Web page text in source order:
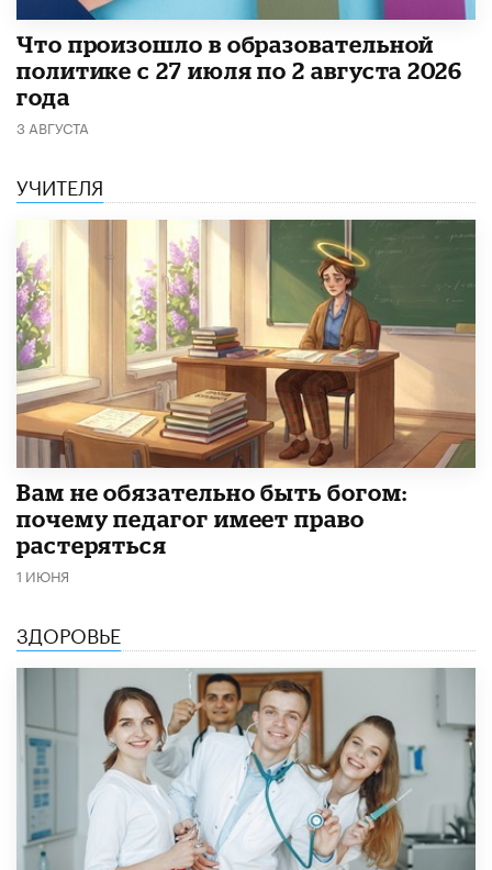
​Что произошло в образовательной
политике с 27 июля по 2 августа 2026
года
3 АВГУСТА
УЧИТЕЛЯ
​Вам не обязательно быть богом:
почему педагог имеет право
растеряться
1 ИЮНЯ
ЗДОРОВЬЕ